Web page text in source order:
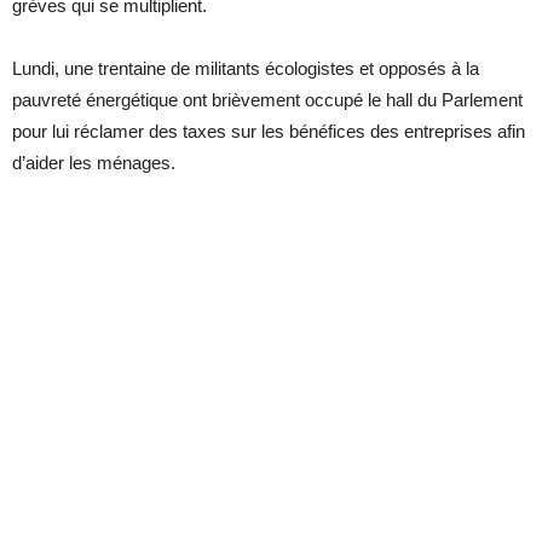
grèves qui se multiplient.
Lundi, une trentaine de militants écologistes et opposés à la
pauvreté énergétique ont brièvement occupé le hall du Parlement
pour lui réclamer des taxes sur les bénéfices des entreprises afin
d’aider les ménages.